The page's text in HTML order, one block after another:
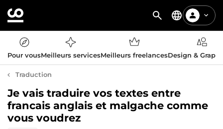
Pour vousMeilleurs servicesMeilleurs freelancesDesign &
Traduction
Je vais traduire vos textes entre
francais anglais et malgache comme
vous voudrez